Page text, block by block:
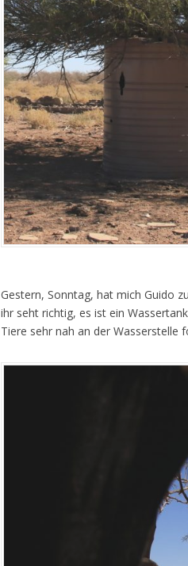
Gestern, Sonntag, hat mich Guido
ihr seht richtig, es ist ein
Tiere sehr nah an der Wasserstelle